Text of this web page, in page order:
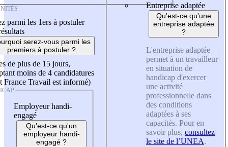
parmi les 1ers à postuler
serez-vous parmi les
premiers à postuler ?
de plus de 15 jours,
moins de 4 candidatures
France Travail est informé)
Employeur handi-
engagé
Qu'est-ce qu'un
employeur handi-
engagé ?
Entreprise adaptée
Qu'est-ce qu'une
entreprise adaptée
?
L'entreprise adaptée
permet à un travailleur
en situation de
handicap d'exercer
une activité
professionnelle dans
des conditions
adaptées à ses
capacités. Pour en
savoir plus, consultez
le site de l’UNEA.